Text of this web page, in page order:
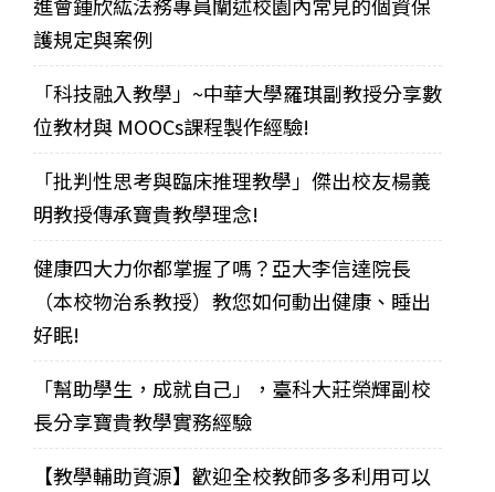
護規定與案例
「科技融入教學」~中華大學羅琪副教授分享數
位教材與 MOOCs課程製作經驗!
「批判性思考與臨床推理教學」傑出校友楊義
明教授傳承寶貴教學理念!
健康四大力你都掌握了嗎？亞大李信達院長
（本校物治系教授）教您如何動出健康、睡出
好眠!
「幫助學生，成就自己」，臺科大莊榮輝副校
長分享寶貴教學實務經驗
【教學輔助資源】歡迎全校教師多多利用可以